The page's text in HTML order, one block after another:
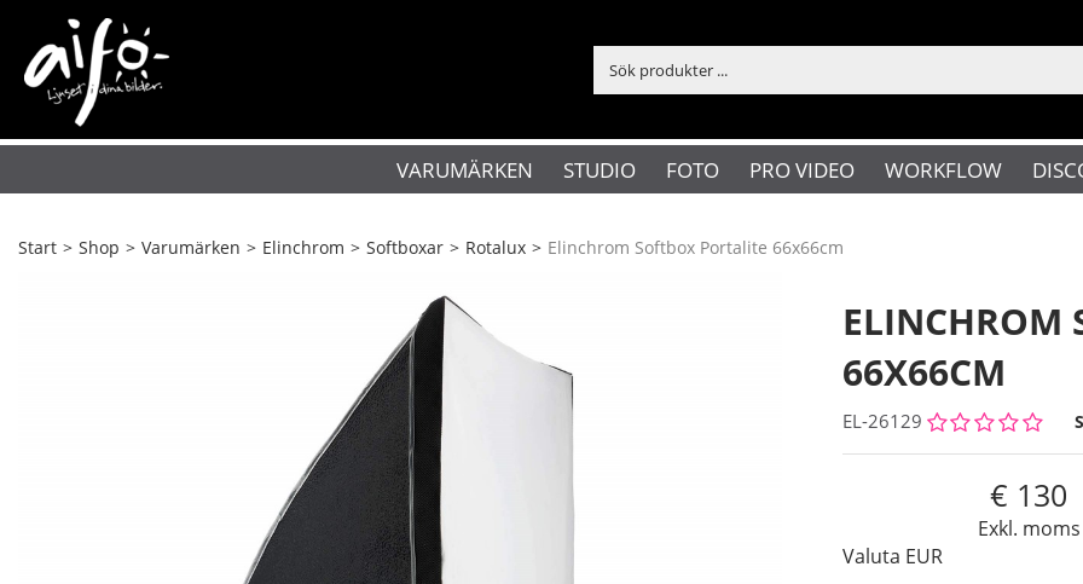
VARUMÄRKEN STUDIO FOTO PRO VIDEO WORKFLOW
Start > Shop > Varumärken > Elinchrom > Softboxar > Rotalux > Elinchrom Softbox Portalite 66x66cm
ELINCHROM
66X66CM
EL-26129
Exkl. moms
130
Valuta EUR